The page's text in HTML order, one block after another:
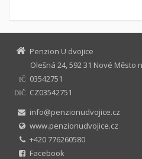
Penzion U dvojice
Olešná 24, 592 31 Nové Město
IČ 03542751
DIČ
CZ03542751
info@penzionudvojice.cz
www.penzionudvojice.cz
+420 776260580
Facebook